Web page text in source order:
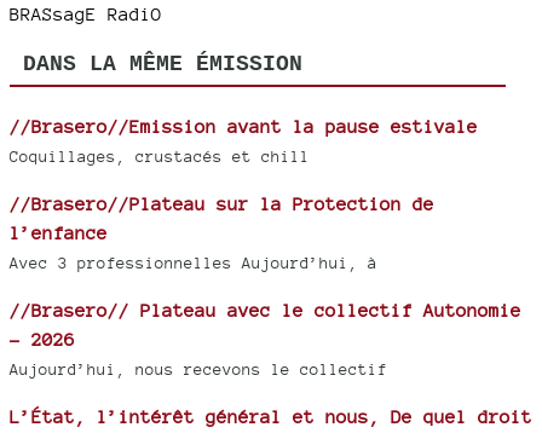
BRASsagE RadiO
DANS LA MÊME ÉMISSION
//Brasero//Emission avant la pause estivale
Coquillages, crustacés et chill
//Brasero//Plateau sur la Protection de
l’enfance
Avec 3 professionnelles Aujourd’hui, à
//Brasero// Plateau avec le collectif Autonomie
- 2026
Aujourd’hui, nous recevons le collectif
L’État, l’intérêt général et nous, De quel droit